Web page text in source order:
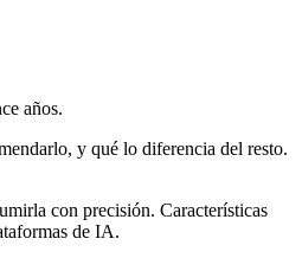
años.
y qué lo diferencia del resto.
con precisión. Características
de IA.